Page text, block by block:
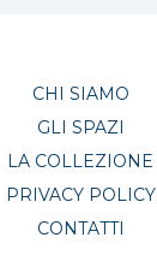
CHI SIAMO
GLI SPAZI
LA COLLEZIONE
PRIVACY POLICY
CONTATTI